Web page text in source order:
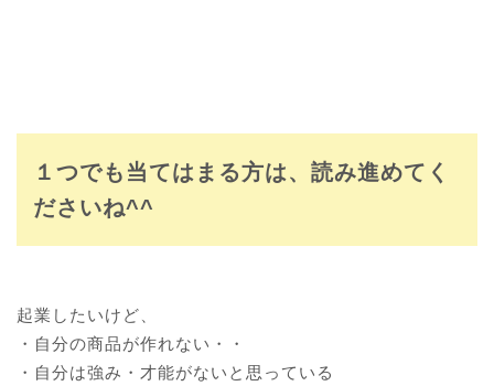
１つでも当てはまる方は、読み進めてく
ださいね^^
起業したいけど、
・自分の商品が作れない・・
・自分は強み・才能がないと思っている